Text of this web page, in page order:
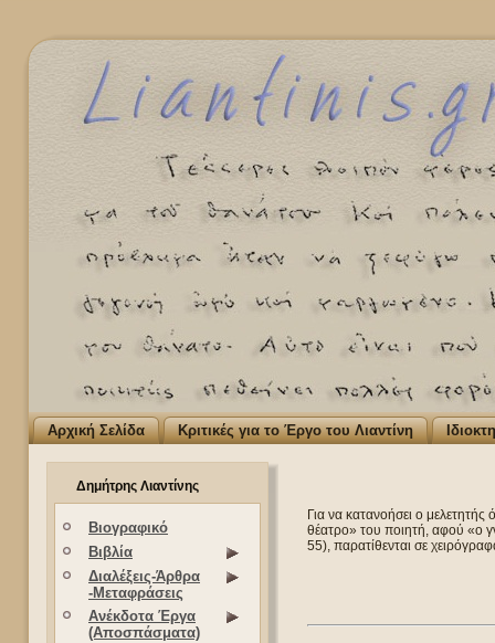
Αρχική Σελίδα Κριτικές για το Έργο του Λιαντίνη
Δημήτρης Λιαντίνης
Βιογραφικό
Βιβλία
Διαλέξεις-Άρθρα
-Μεταφράσεις
Ανέκδοτα Έργα
(Αποσπάσματα)
Για να κατανοήσει ο μελετητής
θέατρο» του ποιητή, αφού «ο
55), παρατίθενται σε